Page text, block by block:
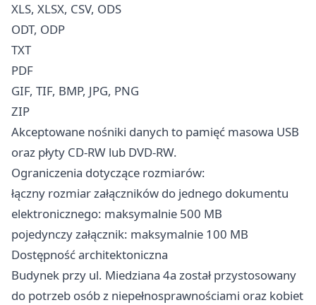
XLS, XLSX, CSV, ODS
ODT, ODP
TXT
PDF
GIF, TIF, BMP, JPG, PNG
ZIP
Akceptowane nośniki danych to pamięć masowa USB
oraz płyty CD-RW lub DVD-RW.
Ograniczenia dotyczące rozmiarów:
łączny rozmiar załączników do jednego dokumentu
elektronicznego: maksymalnie 500 MB
pojedynczy załącznik: maksymalnie 100 MB
Dostępność architektoniczna
Budynek przy ul. Miedziana 4a został przystosowany
do potrzeb osób z niepełnosprawnościami oraz kobiet